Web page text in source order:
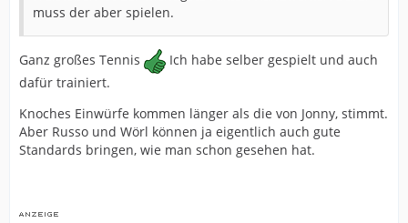
muss der aber spielen.
Ganz großes Tennis
Ich habe selber gespielt und auch
dafür trainiert.
Knoches Einwürfe kommen länger als die von Jonny, stimmt.
Aber Russo und Wörl können ja eigentlich auch gute
Standards bringen, wie man schon gesehen hat.